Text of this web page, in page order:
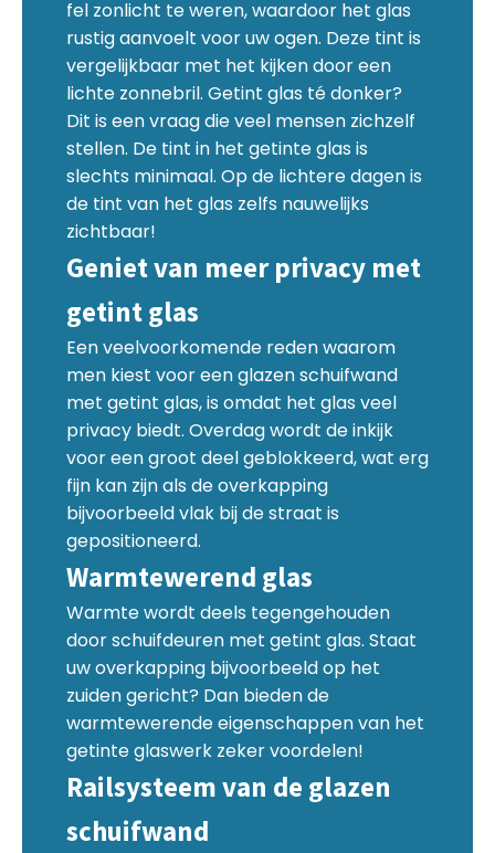
fel zonlicht te weren, waardoor het glas
rustig aanvoelt voor uw ogen. Deze tint is
vergelijkbaar met het kijken door een
lichte zonnebril. Getint glas té donker?
Dit is een vraag die veel mensen zichzelf
stellen. De tint in het getinte glas is
slechts minimaal. Op de lichtere dagen is
de tint van het glas zelfs nauwelijks
zichtbaar!
Geniet van meer privacy met
getint glas
Een veelvoorkomende reden waarom
men kiest voor een glazen schuifwand
met getint glas, is omdat het glas veel
privacy biedt. Overdag wordt de inkijk
voor een groot deel geblokkeerd, wat erg
fijn kan zijn als de overkapping
bijvoorbeeld vlak bij de straat is
gepositioneerd.
Warmtewerend glas
Warmte wordt deels tegengehouden
door schuifdeuren met getint glas. Staat
uw overkapping bijvoorbeeld op het
zuiden gericht? Dan bieden de
warmtewerende eigenschappen van het
getinte glaswerk zeker voordelen!
Railsysteem van de glazen
schuifwand